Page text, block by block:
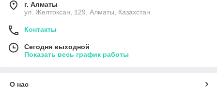
г. Алматы
ул. Желтоксан, 129, Алматы, Казахстан
Контакты
Сегодня выходной
Показать весь график работы
О нас